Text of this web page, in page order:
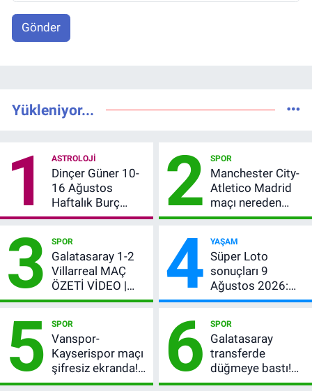
Gönder
Yükleniyor...
1 ASTROLOJI
Dinçer Güner 10-
16 Ağustos
Haftalık Burç
Yorumları: Bu
Para, Aşk ve Karar
Zamanı
2 SPOR
Manchester City-
Atletico Madrid
maçı nereden
izlenir?
3 SPOR
Galatasaray 1-2
Villarreal MAÇ
ÖZETİ VİDEO |
Osimhen attı,
provada kaybetti
4 YAŞAM
Süper Loto
sonuçları 9
Ağustos 2026:
Kazanan
5 SPOR
Vanspor-
Kayserispor maçı
şifresiz ekranda!
Saat kaçta, hangi
6 SPOR
Galatasaray
transferde
düğmeye bastı!
Leao olmazsa